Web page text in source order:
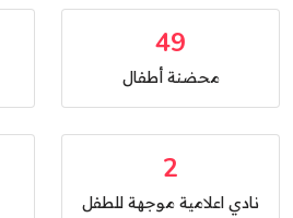
49
محضنة أطفال
2
نادي اعلامية موجهة للطفل